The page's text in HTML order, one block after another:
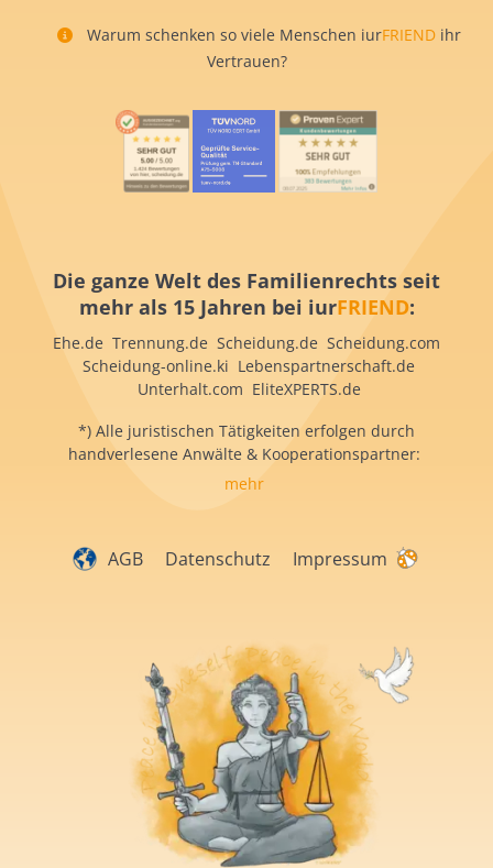
Warum schenken so viele Menschen iurFRIEND ihr
Vertrauen?
Die ganze Welt des Familienrechts seit
mehr als 15 Jahren bei iurFRIEND:
Ehe.de Trennung.de Scheidung.de Scheidung.com
Scheidung-online.ki Lebenspartnerschaft.de
Unterhalt.com EliteXPERTS.de
*) Alle juristischen Tätigkeiten erfolgen durch
handverlesene Anwälte & Kooperationspartner:
mehr
AGB Datenschutz Impressum